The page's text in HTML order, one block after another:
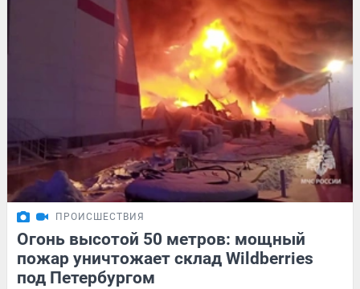
ПРОИСШЕСТВИЯ
Огонь высотой 50 метров: мощный
пожар уничтожает склад Wildberries
под Петербургом